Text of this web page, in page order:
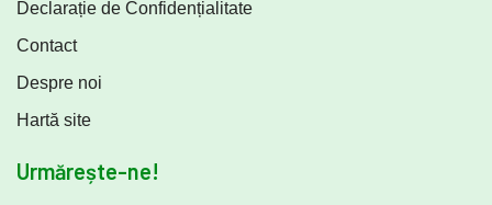
Declarație de Confidențialitate
Contact
Despre noi
Hartă site
Urmărește-ne!